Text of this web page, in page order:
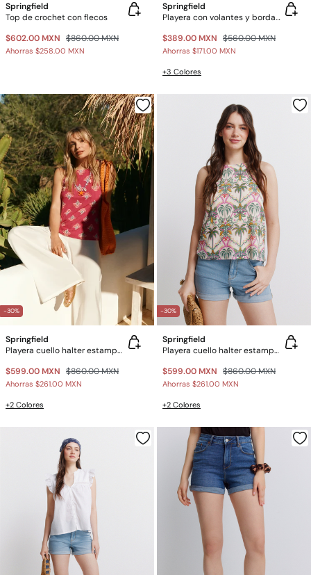
Springfield
Top de crochet con flecos
$602.00 MXN $860.00 MXN
Ahorras $258.00 MXN
Springfield
Playera con volantes y bordado suizo
$389.00 MXN $560.00 MXN
Ahorras $171.00 MXN
+3 Colores
-30%
Springfield
Playera cuello halter estampada
$599.00 MXN $860.00 MXN
Ahorras $261.00 MXN
+2 Colores
-30%
Springfield
Playera cuello halter estampada
$599.00 MXN $860.00 MXN
Ahorras $261.00 MXN
+2 Colores